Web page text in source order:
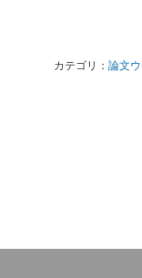
カテゴリ： 論文